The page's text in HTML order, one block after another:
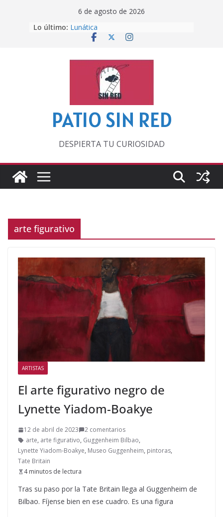
6 de agosto de 2026
Lo último: Lunática
Pero, hasta entonces…
‘La broma infinita’ de recomendar
lecturas veraniegas
Otra del Mundial
PATIO SIN RED
DESPIERTA TU CURIOSIDAD
arte figurativo
ARTISTAS
El arte figurativo negro de
Lynette Yiadom-Boakye
12 de abril de 2023
2 comentarios
arte, arte figurativo, Guggenheim Bilbao,
Lynette Yiadom-Boakye, Museo Guggenheim, pintoras,
Tate Britain
4 minutos de lectura
Tras su paso por la Tate Britain llega al Guggenheim de
Bilbao. Fíjense bien en ese cuadro. Es una figura